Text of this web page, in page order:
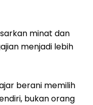
minat dan
menjadi lebih
berani memilih
bukan orang